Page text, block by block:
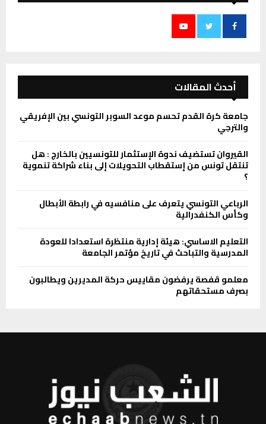
أحدث المقالات
جامعة كرة القدم تحسم موعد السوبر التونسي بين الإفريقي
والترجي
القيروان تستضيف ندوة الإستثمار للتونسيين بالخارج : هل
تنتقل تونس من إستقطاب التحويلات إلى بناء شراكة تنموية
؟
الرباعي التونسي يتعرف على منافسيه في رابطة الأبطال
وكأس الكنفدرالية
التعليم الاساسي: هيئة إدارية منتظرة استعدادا للعودة
المدرسية والتباحث في تاريخ مؤتمر الجامعة
معلمو قفصة يرفضون مقاييس حركة المديرين ويطالبون
بصرف مستحقاتهم